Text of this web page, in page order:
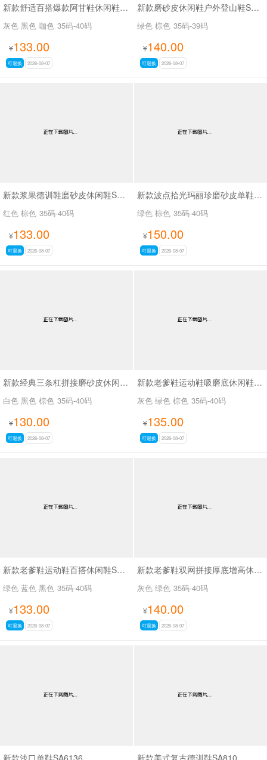
新款舒适百搭爆款阿甘鞋休闲鞋SA6876
灰色 黑色 咖色 35码-40码
¥133.00
可退换 2026-08-07
新款磨砂皮休闲鞋户外登山鞋SA5122
绿色 棕色 35码-39码
¥140.00
可退换 2026-08-07
新款浆果德训鞋磨砂皮休闲鞋SA3706
红色 棕色 35码-40码
¥133.00
可退换 2026-08-07
新款波点拾光玛丽珍磨砂皮单鞋SA3066-3
绿色 棕色 35码-40码
¥150.00
可退换 2026-08-07
新款经典三条杠拼接磨砂皮休闲鞋SA2777
白色 黑色 棕色 35码-40码
¥130.00
可退换 2026-08-07
新款老爹鞋运动鞋吸磨底休闲鞋SA26776
灰色 绿色 棕色 35码-40码
¥135.00
可退换 2026-08-07
新款老爹鞋运动鞋百搭休闲鞋SA26775
绿色 蓝色 黑色 35码-40码
¥133.00
可退换 2026-08-07
新款老爹鞋双网拼接厚底增高休闲鞋SA9325
灰色 绿色 35码-40码
¥140.00
可退换 2026-08-07
新款浅口单鞋SA6136 新款美式复古德训鞋SA810